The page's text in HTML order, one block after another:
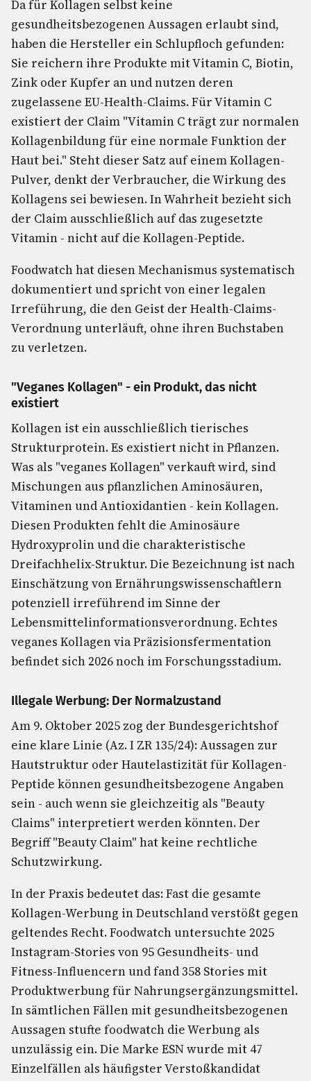
Da für Kollagen selbst keine
gesundheitsbezogenen Aussagen erlaubt sind,
haben die Hersteller ein Schlupfloch gefunden:
Sie reichern ihre Produkte mit Vitamin C, Biotin,
Zink oder Kupfer an und nutzen deren
zugelassene EU-Health-Claims. Für Vitamin C
existiert der Claim "Vitamin C trägt zur normalen
Kollagenbildung für eine normale Funktion der
Haut bei." Steht dieser Satz auf einem Kollagen-
Pulver, denkt der Verbraucher, die Wirkung des
Kollagens sei bewiesen. In Wahrheit bezieht sich
der Claim ausschließlich auf das zugesetzte
Vitamin - nicht auf die Kollagen-Peptide.
Foodwatch hat diesen Mechanismus systematisch
dokumentiert und spricht von einer legalen
Irreführung, die den Geist der Health-Claims-
Verordnung unterläuft, ohne ihren Buchstaben
zu verletzen.
"Veganes Kollagen" - ein Produkt, das nicht
existiert
Kollagen ist ein ausschließlich tierisches
Strukturprotein. Es existiert nicht in Pflanzen.
Was als "veganes Kollagen" verkauft wird, sind
Mischungen aus pflanzlichen Aminosäuren,
Vitaminen und Antioxidantien - kein Kollagen.
Diesen Produkten fehlt die Aminosäure
Hydroxyprolin und die charakteristische
Dreifachhelix-Struktur. Die Bezeichnung ist nach
Einschätzung von Ernährungswissenschaftlern
potenziell irreführend im Sinne der
Lebensmittelinformationsverordnung. Echtes
veganes Kollagen via Präzisionsfermentation
befindet sich 2026 noch im Forschungsstadium.
Illegale Werbung: Der Normalzustand
Am 9. Oktober 2025 zog der Bundesgerichtshof
eine klare Linie (Az. I ZR 135/24): Aussagen zur
Hautstruktur oder Hautelastizität für Kollagen-
Peptide können gesundheitsbezogene Angaben
sein - auch wenn sie gleichzeitig als "Beauty
Claims" interpretiert werden könnten. Der
Begriff "Beauty Claim" hat keine rechtliche
Schutzwirkung.
In der Praxis bedeutet das: Fast die gesamte
Kollagen-Werbung in Deutschland verstößt gegen
geltendes Recht. Foodwatch untersuchte 2025
Instagram-Stories von 95 Gesundheits- und
Fitness-Influencern und fand 358 Stories mit
Produktwerbung für Nahrungsergänzungsmittel.
In sämtlichen Fällen mit gesundheitsbezogenen
Aussagen stufte foodwatch die Werbung als
unzulässig ein. Die Marke ESN wurde mit 47
Einzelfällen als häufigster Verstoßkandidat